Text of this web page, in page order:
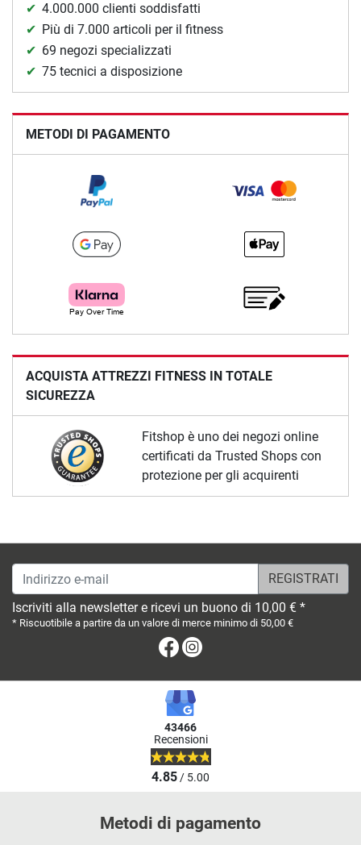
4.000.000 clienti soddisfatti
Più di 7.000 articoli per il fitness
69 negozi specializzati
75 tecnici a disposizione
METODI DI PAGAMENTO
ACQUISTA ATTREZZI FITNESS IN TOTALE
SICUREZZA
Fitshop è uno dei negozi online
certificati da Trusted Shops con
protezione per gli acquirenti
Indirizzo e-mail
Iscriviti alla newsletter e ricevi un buono di 10,00 € *
* Riscuotibile a partire da un valore di merce minimo di 50,00 €
Facebook
43466
Recensioni
4.85/ 5.00
Metodi di pagamento